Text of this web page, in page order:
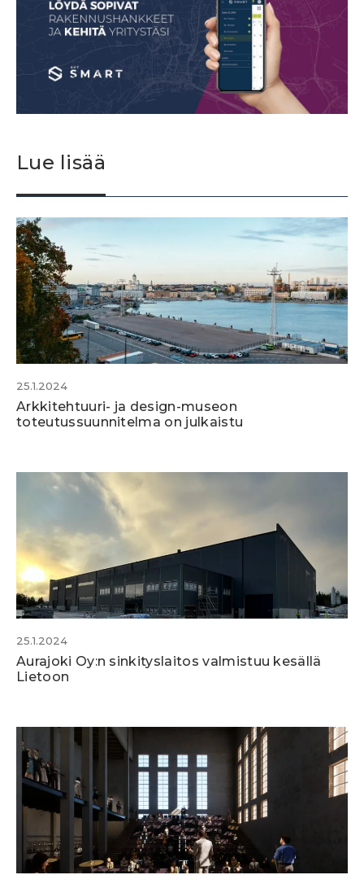
Lue lisää
25.1.2024
Arkkitehtuuri- ja design-museon
toteutussuunnitelma on julkaistu
25.1.2024
Aurajoki Oy:n sinkitys­laitos valmistuu kesällä
Lietoon